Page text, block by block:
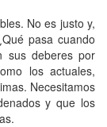
No es justo y,
pasa cuando
sus deberes por
los actuales,
Necesitamos
y que los